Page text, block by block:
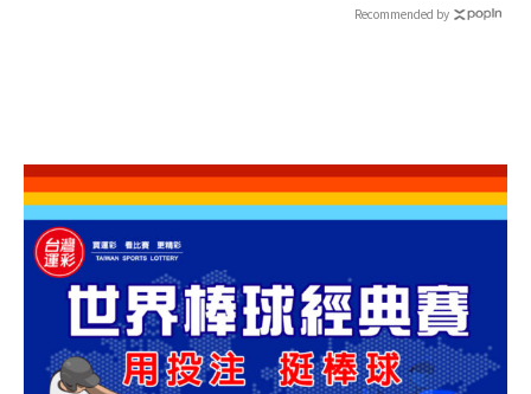
Recommended by